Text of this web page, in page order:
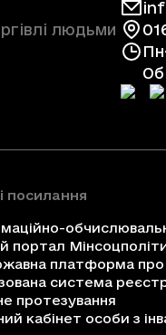
людьми
посилання
портал
платформа про
система
протезування
кабінет особи з